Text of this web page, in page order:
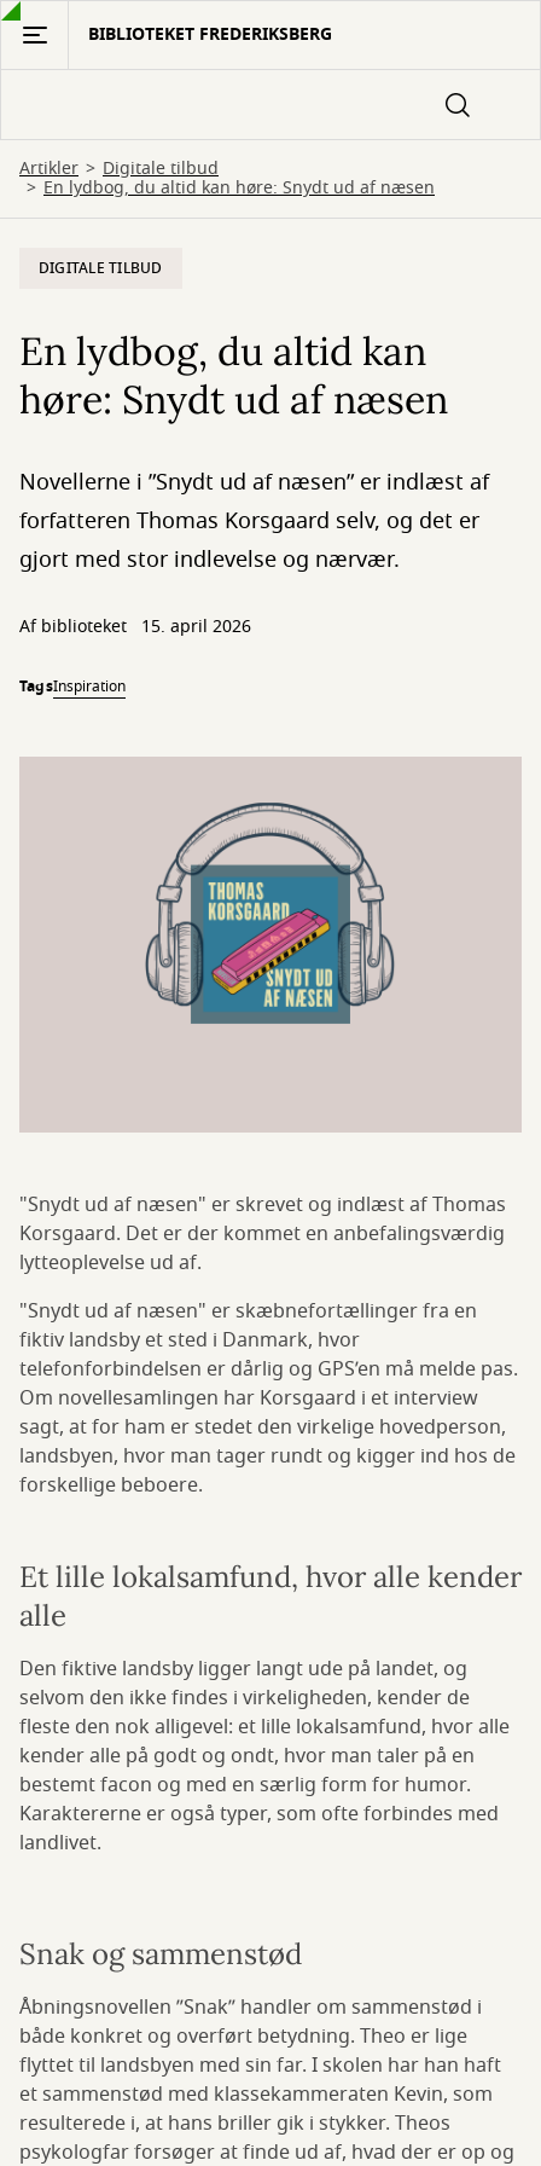
Gå
hovedindhold
BIBLIOTEKET FREDERIKSBERG
Artikler Digitale tilbud
En lydbog, du altid kan høre: Snydt ud af næsen
DIGITALE TILBUD
En lydbog, du altid kan
høre: Snydt ud af næsen
Novellerne i ”Snydt ud af næsen” er indlæst af
forfatteren Thomas Korsgaard selv, og det er
gjort med stor indlevelse og nærvær.
Af biblioteket 15. april 2026
TagsInspiration
"Snydt ud af næsen" er skrevet og indlæst af Thomas
Korsgaard. Det er der kommet en anbefalingsværdig
lytteoplevelse ud af.
"Snydt ud af næsen" er skæbnefortællinger fra en
fiktiv landsby et sted i Danmark, hvor
telefonforbindelsen er dårlig og GPS’en må melde pas.
Om novellesamlingen har Korsgaard i et interview
sagt, at for ham er stedet den virkelige hovedperson,
landsbyen, hvor man tager rundt og kigger ind hos de
forskellige beboere.
Et lille lokalsamfund, hvor alle kender
alle
Den fiktive landsby ligger langt ude på landet, og
selvom den ikke findes i virkeligheden, kender de
fleste den nok alligevel: et lille lokalsamfund, hvor alle
kender alle på godt og ondt, hvor man taler på en
bestemt facon og med en særlig form for humor.
Karaktererne er også typer, som ofte forbindes med
landlivet.
Snak og sammenstød
Åbningsnovellen ”Snak” handler om sammenstød i
både konkret og overført betydning. Theo er lige
flyttet til landsbyen med sin far. I skolen har han haft
et sammenstød med klassekammeraten Kevin, som
resulterede i, at hans briller gik i stykker. Theos
psykologfar forsøger at finde ud af, hvad der er op og